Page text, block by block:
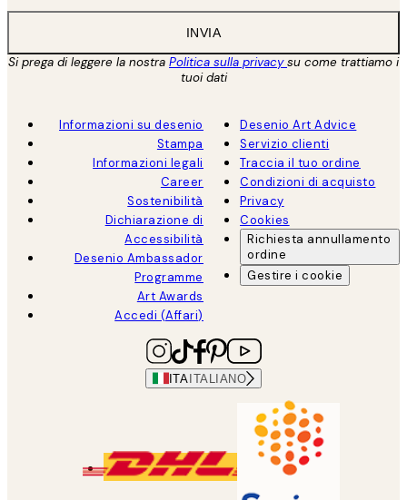
INVIA
Si prega di leggere la nostra Politica sulla privacysu come trattiamo i
tuoi dati
Informazioni su desenio
Stampa
Informazioni legali
Career
Sostenibilità
Dichiarazione di
Accessibilità
Desenio Ambassador
Programme
Art Awards
Accedi (Affari)
Desenio Art Advice
Servizio clienti
Traccia il tuo ordine
Condizioni di acquisto
Privacy
Cookies
Richiesta annullamento
ordine
Gestire i cookie
ITAITALIANO